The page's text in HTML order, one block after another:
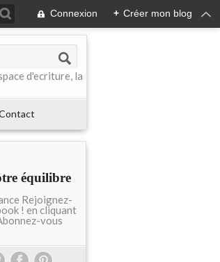
Connexion + Créer mon blog
d'ecriture, la
équilibre
Rejoignez-
! en cliquant
vous